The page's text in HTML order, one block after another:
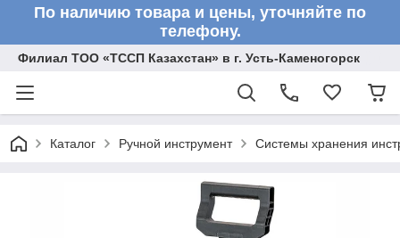
По наличию товара и цены, уточняйте по
телефону.
Филиал ТОО «ТССП Казахстан» в г. Усть-Каменогорск
Каталог Ручной инструмент Системы хранения